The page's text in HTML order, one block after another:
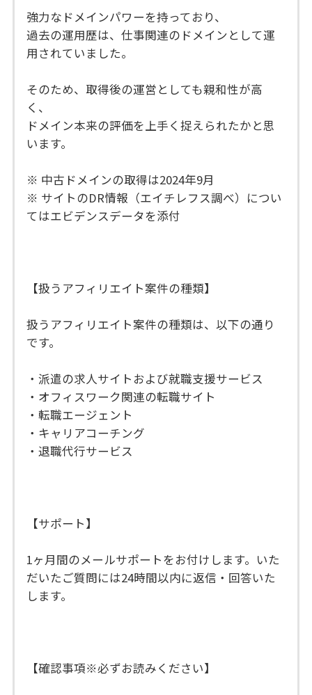
強力なドメインパワーを持っており、
過去の運用歴は、仕事関連のドメインとして運
用されていました。
そのため、取得後の運営としても親和性が高
く、
ドメイン本来の評価を上手く捉えられたかと思
います。
※ 中古ドメインの取得は2024年9月
※ サイトのDR情報（エイチレフス調べ）につい
てはエビデンスデータを添付
【扱うアフィリエイト案件の種類】
扱うアフィリエイト案件の種類は、以下の通り
です。
・派遣の求人サイトおよび就職支援サービス
・オフィスワーク関連の転職サイト
・転職エージェント
・キャリアコーチング
・退職代行サービス
【サポート】
1ヶ月間のメールサポートをお付けします。いた
だいたご質問には24時間以内に返信・回答いた
します。
【確認事項※必ずお読みください】